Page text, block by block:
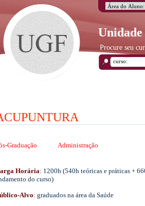
Unidade
Procure seu
Graduação Administração
Horária: 1200h (540h teóricas e práticas +
do curso)
Alvo: graduados na área da Saúde